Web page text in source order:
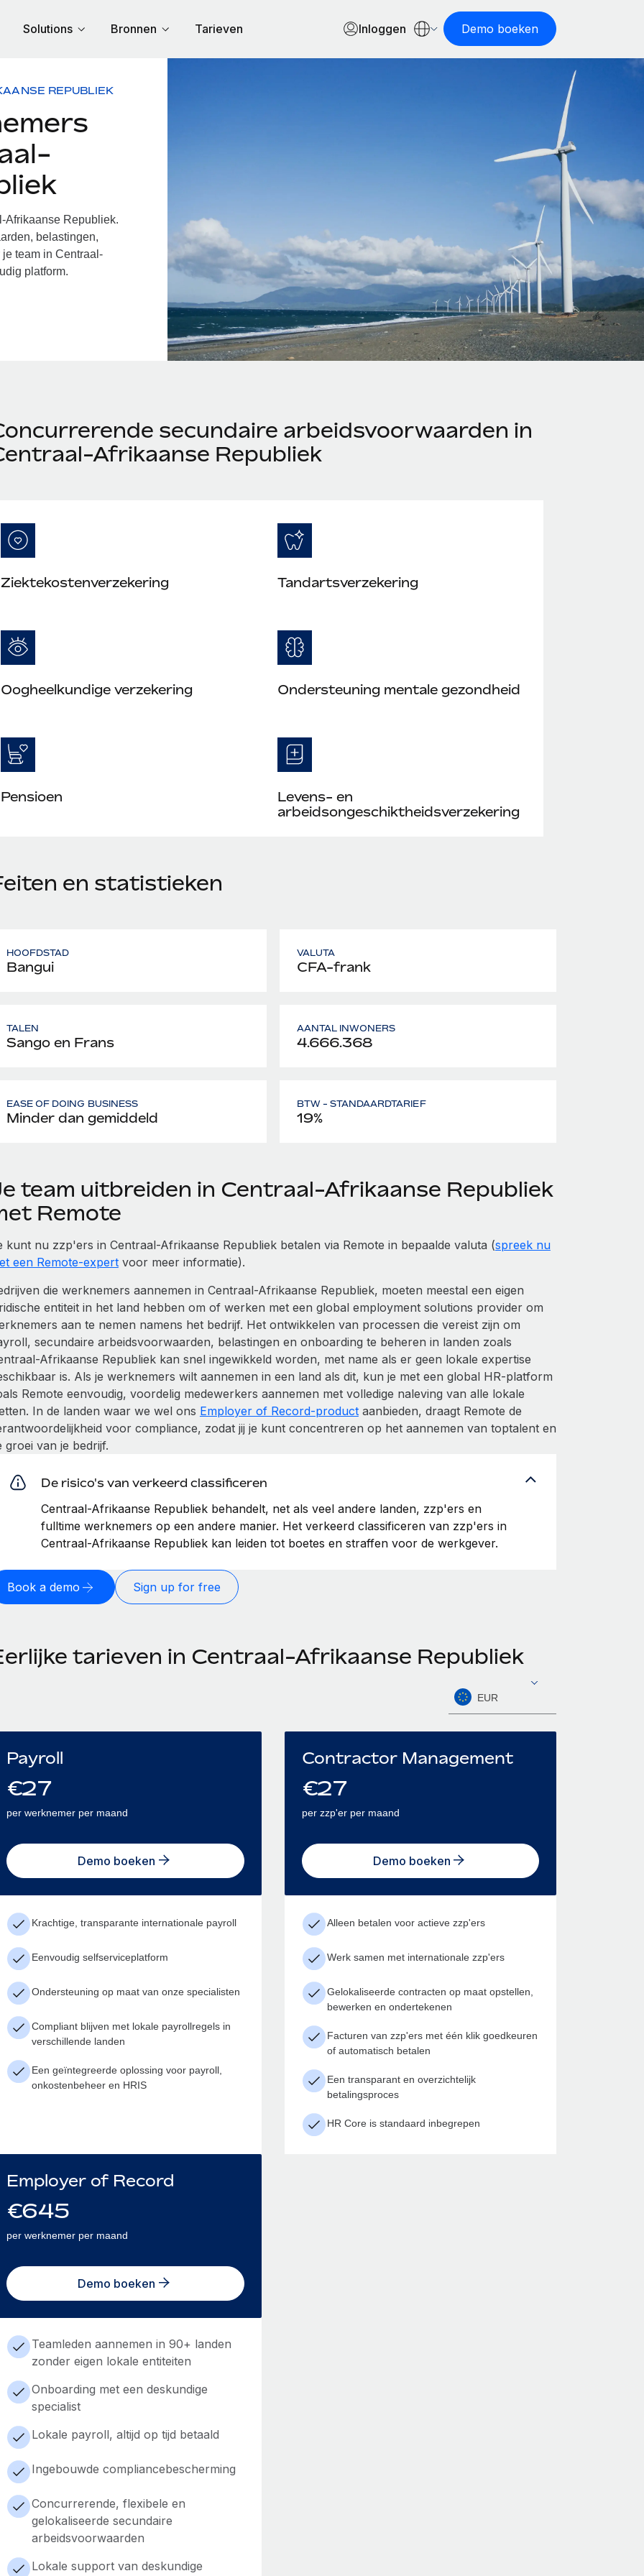
Solutions Bronnen Tarieven Inloggen Demo boeken
REPUBLIEK
Afrikaanse Republiek.
belastingen,
team in Centraal-
platform.
secundaire arbeidsvoorwaarden in
Afrikaanse Republiek
Ziektekostenverzekering Tandartsverzekering
Oogheelkundige verzekering Ondersteuning mentale gezondheid
Pensioen
Levens- en
arbeidsongeschiktheidsverzekering
en statistieken
HOOFDSTAD
Bangui
VALUTA
CFA-frank
TALEN
Sango en Frans
AANTAL INWONERS
4.666.368
EASE OF DOING BUSINESS
Minder dan gemiddeld
BTW - STANDAARDTARIEF
19%
team uitbreiden in Centraal-Afrikaanse Republiek
Remote
kunt nu zzp'ers in Centraal-Afrikaanse Republiek betalen via Remote in bepaalde valuta (spreek nu
een Remote-expertvoor meer informatie).
die werknemers aannemen in Centraal-Afrikaanse Republiek, moeten meestal een eigen
entiteit in het land hebben om of werken met een global employment solutions provider om
aan te nemen namens het bedrijf. Het ontwikkelen van processen die vereist zijn om
secundaire arbeidsvoorwaarden, belastingen en onboarding te beheren in landen zoals
Afrikaanse Republiek kan snel ingewikkeld worden, met name als er geen lokale expertise
is. Als je werknemers wilt aannemen in een land als dit, kun je met een global HR-platform
Remote eenvoudig, voordelig medewerkers aannemen met volledige naleving van alle lokale
In de landen waar we wel ons Employer of Record-productaanbieden, draagt Remote de
voor compliance, zodat jij je kunt concentreren op het aannemen van toptalent en
groei van je bedrijf.
De risico's van verkeerd classificeren
Centraal-Afrikaanse Republiek behandelt, net als veel andere landen, zzp'ers en
fulltime werknemers op een andere manier. Het verkeerd classificeren van zzp'ers in
Centraal-Afrikaanse Republiek kan leiden tot boetes en straffen voor de werkgever.
Book a demo Sign up for free
tarieven in Centraal-Afrikaanse Republiek
EUR
Payroll
€27
per werknemer per maand
Demo boeken
Krachtige, transparante internationale payroll
Eenvoudig selfserviceplatform
Ondersteuning op maat van onze specialisten
Compliant blijven met lokale payrollregels in
verschillende landen
Een geïntegreerde oplossing voor payroll,
onkostenbeheer en HRIS
Contractor Management
€27
per zzp'er per maand
Demo boeken
Alleen betalen voor actieve zzp'ers
Werk samen met internationale zzp'ers
Gelokaliseerde contracten op maat opstellen,
bewerken en ondertekenen
Facturen van zzp'ers met één klik goedkeuren
of automatisch betalen
Een transparant en overzichtelijk
betalingsproces
HR Core is standaard inbegrepen
Employer of Record
€645
per werknemer per maand
Demo boeken
Teamleden aannemen in 90+ landen
zonder eigen lokale entiteiten
Onboarding met een deskundige
specialist
Lokale payroll, altijd op tijd betaald
Ingebouwde compliancebescherming
Concurrerende, flexibele en
gelokaliseerde secundaire
arbeidsvoorwaarden
Lokale support van deskundige